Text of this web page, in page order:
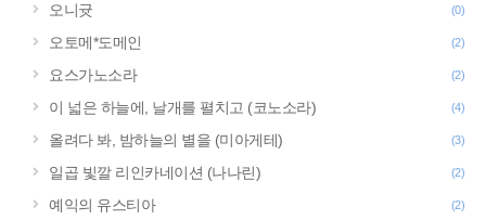
오니귯 (0)
오토메*도메인 (2)
요스가노소라 (2)
이 넓은 하늘에, 날개를 펼치고 (코노소라) (4)
올려다 봐, 밤하늘의 별을 (미아게테) (3)
일곱 빛깔 리인카네이션 (나나린) (2)
예익의 유스티아 (2)